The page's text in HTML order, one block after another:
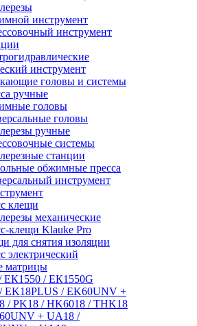
инструмент
инструмент
инструмент
головы и системы
ручные
головы
головы
ручные
системы
станции
обжимные пресса
инструмент
клещи
механические
клещи Klauke Pro
для снятия изоляции
электрический
матрицы
ЕК1550 / ЕК1550G
EK18PLUS / EK60UNV +
/ PK18 / HK6018 / THK18
+ UA18 /